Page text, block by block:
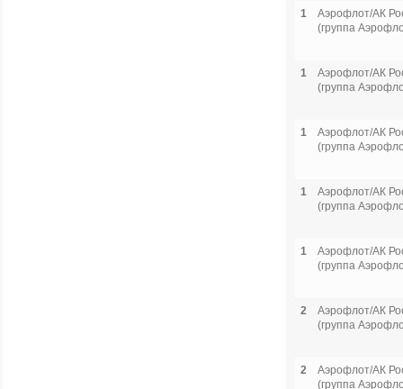
1
Аэрофлот/АК
(группа
1
Аэрофлот/АК
(группа
1
Аэрофлот/АК
(группа
1
Аэрофлот/АК
(группа
1
Аэрофлот/АК
(группа
2
Аэрофлот/АК
(группа
2
Аэрофлот/АК
(группа